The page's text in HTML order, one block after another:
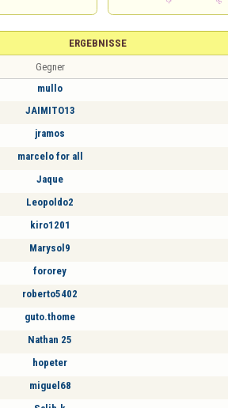
ERGEBNISSE
Gegner
mullo
JAIMITO13
jramos
marcelo for all
Jaque
Leopoldo2
kiro1201
Marysol9
fororey
roberto5402
guto.thome
Nathan 25
hopeter
miguel68